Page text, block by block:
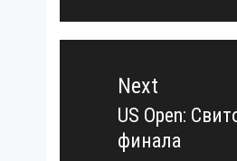
Next
Next
post:
US Open:
финала